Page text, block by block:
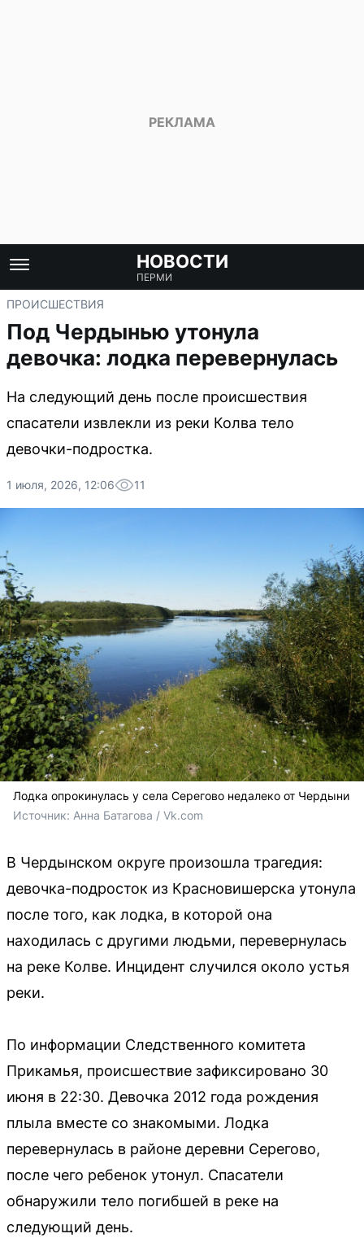
НОВОСТИ
ПЕРМИ
ПРОИСШЕСТВИЯ
Под Чердынью утонула
девочка: лодка перевернулась
На следующий день после происшествия
спасатели извлекли из реки Колва тело
девочки-подростка.
1 июля, 2026, 12:06 11
Лодка опрокинулась у села Серегово недалеко от Чердыни
Источник: Анна Батагова / Vk.com
В Чердынском округе произошла трагедия:
девочка-подросток из Красновишерска утонула
после того, как лодка, в которой она
находилась с другими людьми, перевернулась
на реке Колве. Инцидент случился около устья
реки.
По информации Следственного комитета
Прикамья, происшествие зафиксировано 30
июня в 22:30. Девочка 2012 года рождения
плыла вместе со знакомыми. Лодка
перевернулась в районе деревни Серегово,
после чего ребенок утонул. Спасатели
обнаружили тело погибшей в реке на
следующий день.